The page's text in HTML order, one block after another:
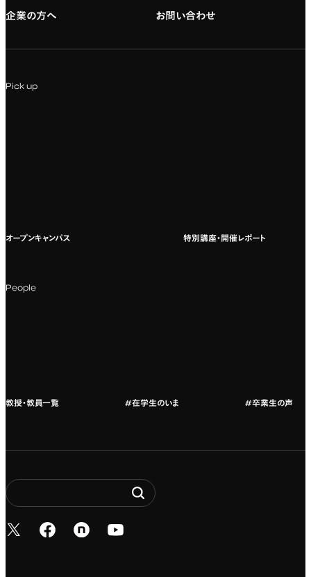
海外への留学
企業の方へ お問い合わせ
Pick up
オープンキャンパス 特別講座・開催レポート
People
教授・教員一覧 #在学生のいま #卒業生の声